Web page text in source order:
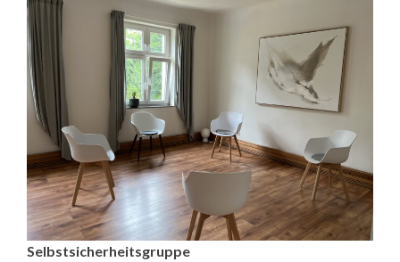
Selbstsicherheitsgruppe